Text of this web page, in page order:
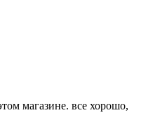
магазине. все хорошо,